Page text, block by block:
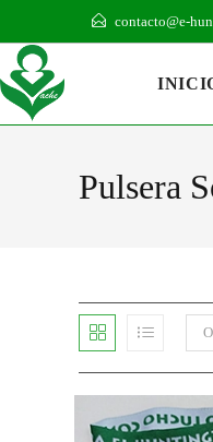
contacto@e-
Pulsera